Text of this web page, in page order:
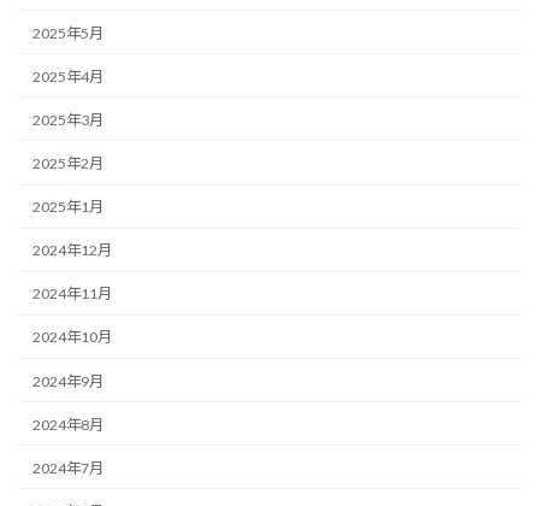
2025年5月
2025年4月
2025年3月
2025年2月
2025年1月
2024年12月
2024年11月
2024年10月
2024年9月
2024年8月
2024年7月